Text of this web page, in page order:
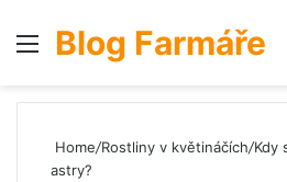
Menu
Blog Farmáře
Home/Rostliny v květináčích/Kdy
astry?